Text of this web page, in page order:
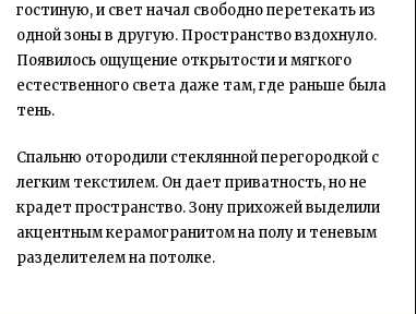
гостиную, и свет начал свободно перетекать из
одной зоны в другую. Пространство вздохнуло.
Появилось ощущение открытости и мягкого
естественного света даже там, где раньше была
тень.
Спальню отородили стеклянной перегородкой с
легким текстилем. Он дает приватность, но не
крадет пространство. Зону прихожей выделили
акцентным керамогранитом на полу и теневым
разделителем на потолке.